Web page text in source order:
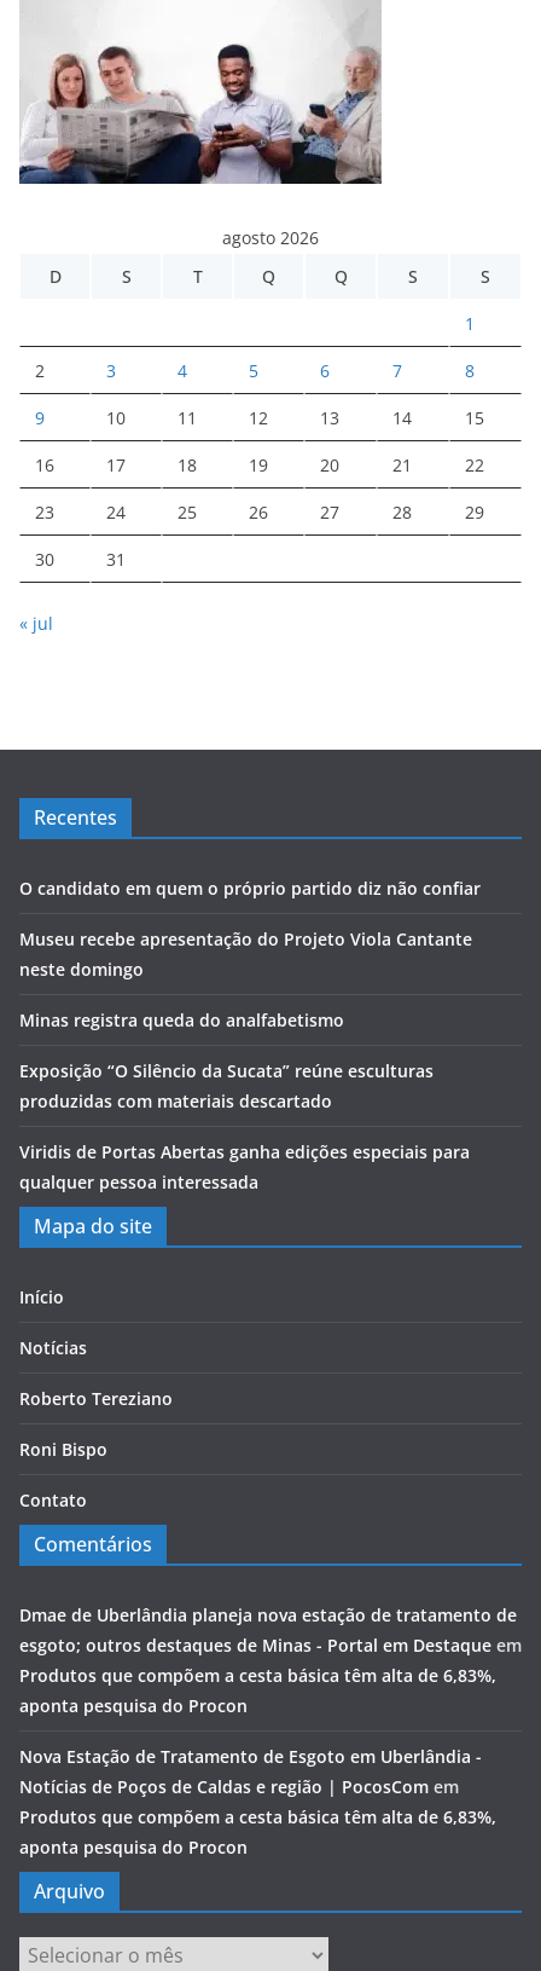
agosto 2026
D
S T Q Q S S
1
2 3 4 5 6 7 8
9 10 11 12 13 14 15
16 17 18 19 20 21 22
23 24 25 26 27 28 29
30 31
« jul
Recentes
O candidato em quem o próprio partido diz não confiar
Museu recebe apresentação do Projeto Viola Cantante
neste domingo
Minas registra queda do analfabetismo
Exposição “O Silêncio da Sucata” reúne esculturas
produzidas com materiais descartado
Viridis de Portas Abertas ganha edições especiais para
qualquer pessoa interessada
Mapa do site
Início
Notícias
Roberto Tereziano
Roni Bispo
Contato
Comentários
Dmae de Uberlândia planeja nova estação de tratamento de
esgoto; outros destaques de Minas - Portal em Destaque em
Produtos que compõem a cesta básica têm alta de 6,83%,
aponta pesquisa do Procon
Nova Estação de Tratamento de Esgoto em Uberlândia -
Notícias de Poços de Caldas e região | PocosCom em
Produtos que compõem a cesta básica têm alta de 6,83%,
aponta pesquisa do Procon
Arquivo
Arquivo